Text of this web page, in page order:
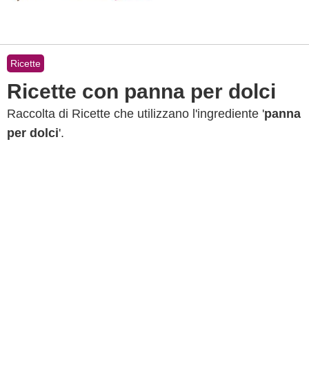
Ricette
Ricette con panna per dolci
Raccolta di Ricette che utilizzano l'ingrediente 'panna
per dolci'.